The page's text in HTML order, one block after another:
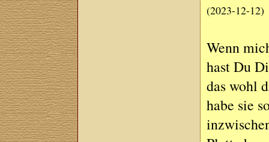
(2023-12-12)
Wenn
hast Du
das wohl
habe sie